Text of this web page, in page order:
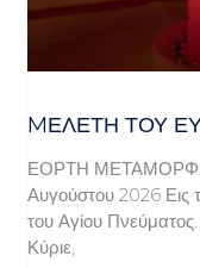
MΕΛΈΤΗ ΤΟΥ
ΕΟΡΤΗ
Αυγούστου 2026 Εις
του Αγίου
Κύριε,